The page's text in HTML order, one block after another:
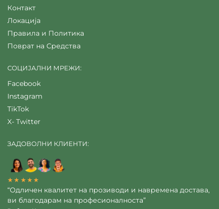
Контакт
Локација
Правила и Политика
Поврат на Средства
СОЦИЈАЛНИ МРЕЖИ:
Facebook
Instagram
TikTok
X- Twitter
ЗАДОВОЛНИ КЛИЕНТИ:
★★★★★
“Одличен квалитет на прозиводи и навремена достава,
ви благодарам на професионалноста”